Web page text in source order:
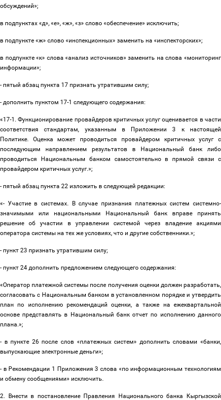
обсуждений»;
в подпунктах «д», «е», «ж», «з» слово «обеспечение» исключить;
в подпункте «ж» слово «инспекционных» заменить на «инспекторских»;
в подпункте «к» слова «анализ источников» заменить на слова «мониторинг
информации»;
- пятый абзац пункта 17 признать утратившим силу;
- дополнить пунктом 17-1 следующего содержания:
«17-1. Функционирование провайдеров критичных услуг оценивается в части
соответствия стандартам, указанным в Приложении 3 к настоящей
Политике. Оценка может проводиться провайдером критичных услуг с
последующим направлением результатов в Национальный банк либо
проводиться Национальным банком самостоятельно в прямой связи с
провайдером критичных услуг.»;
- пятый абзац пункта 22 изложить в следующей редакции:
«- Участие в системах. В случае признания платежных систем системно-
значимыми или национальными Национальный банк вправе принять
решение об участии в управлении системой через владение акциями
оператора системы на тех же условиях, что и другие собственники.»;
- пункт 23 признать утратившим силу;
- пункт 24 дополнить предложением следующего содержания:
«Оператор платежной системы после получения оценки должен разработать,
согласовать с Национальным банком в установленном порядке и утвердить
план по исполнению рекомендаций оценки, а также на ежеквартальной
основе представлять в Национальный банк отчет по исполнению данного
плана.»;
- в пункте 26 после слов «платежных систем» дополнить словами «банки,
выпускающие электронные деньги»;
- в Рекомендации 1 Приложения 3 слова «по информационным технологиям
и обмену сообщениями» исключить.
2. Внести в постановление Правления Национального банка Кыргызской